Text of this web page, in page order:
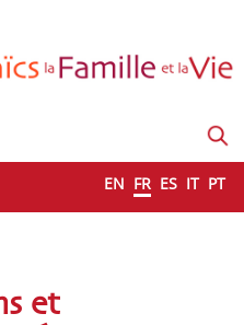
EN FR ES IT PT
et